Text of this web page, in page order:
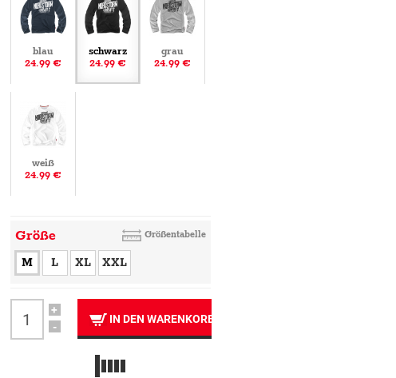
blau
24.99 €
schwarz
24.99 €
grau
24.99 €
weiß
24.99 €
Größe Größentabelle
M L XL XXL
+
-
IN DEN WARENKORB